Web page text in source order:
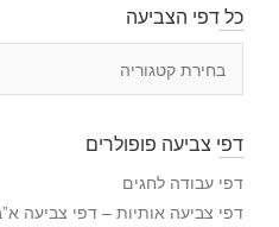
כל דפי הצביעה
י
ה
צ
דפי צביעה פופולרים
דפי עבודה לחגים
דפי צביעה אותיות – דפי צביעה